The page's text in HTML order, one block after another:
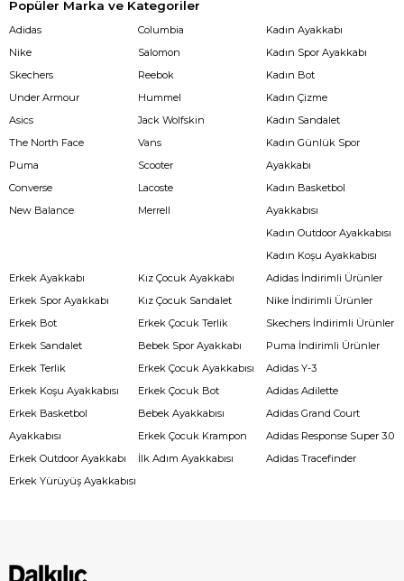
Popüler Marka ve Kategoriler
Adidas
Nike
Skechers
Under Armour
Asics
The North Face
Puma
Converse
New Balance
Columbia
Salomon
Reebok
Hummel
Jack Wolfskin
Vans
Scooter
Lacoste
Merrell
Kadın Ayakkabı
Kadın Spor Ayakkabı
Kadın Bot
Kadın Çizme
Kadın Sandalet
Kadın Günlük Spor
Ayakkabı
Kadın Basketbol
Ayakkabısı
Kadın Outdoor Ayakkabısı
Kadın Koşu Ayakkabısı
Erkek Ayakkabı
Erkek Spor Ayakkabı
Erkek Bot
Erkek Sandalet
Erkek Terlik
Erkek Koşu Ayakkabısı
Erkek Basketbol
Ayakkabısı
Erkek Outdoor Ayakkabı
Erkek Yürüyüş Ayakkabısı
Kız Çocuk Ayakkabı
Kız Çocuk Sandalet
Erkek Çocuk Terlik
Bebek Spor Ayakkabı
Erkek Çocuk Ayakkabısı
Erkek Çocuk Bot
Bebek Ayakkabısı
Erkek Çocuk Krampon
İlk Adım Ayakkabısı
Adidas İndirimli Ürünler
Nike İndirimli Ürünler
Skechers İndirimli Ürünler
Puma İndirimli Ürünler
Adidas Y-3
Adidas Adilette
Adidas Grand Court
Adidas Response Super 3.0
Adidas Tracefinder